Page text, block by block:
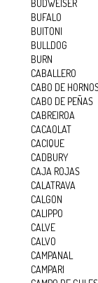
BUDWEISER
BUFALO
BUITONI
BULLDOG
BURN
CABALLERO
CABO DE
CABO DE PEÑAS
CABREIROA
CACAOLAT
CACIQUE
CADBURY
CAJA ROJAS
CALATRAVA
CALGON
CALIPPO
CALVE
CALVO
CAMPANAL
CAMPARI